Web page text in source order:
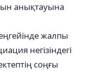
анықтауына
жалпы
негізіндегі
соңғы